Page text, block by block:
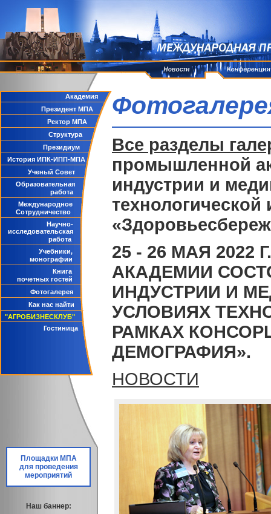
Академия
Президент МПА
Ректор МПА
Структура
Президиум
История ИПК-ИПП-МПА
Ученый Совет
Образовательная
работа
Международное
Сотрудничество
Научно-
исследовательская
работа
Учебники,
монографии
Книга
почетных гостей
Фотогалерея
Как нас найти
"АГРОБИЗНЕСКЛУБ"
Гостиница
Площадки МПА
для проведения
мероприятий
Наш баннер:
Все разделы
промышленной
индустрии и
25 - 26 МАЯ
АКАДЕМИИ
ИНДУСТРИИ И
УСЛОВИЯХ
РАМКАХ
ДЕМОГРАФИЯ».
НОВОСТИ